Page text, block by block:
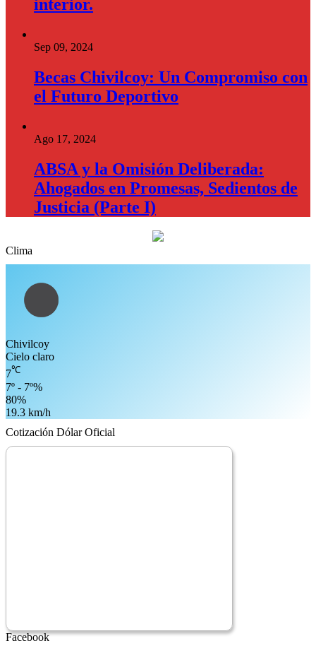
interior.
Sep 09, 2024
Becas Chivilcoy: Un Compromiso con
el Futuro Deportivo
Ago 17, 2024
ABSA y la Omisión Deliberada:
Ahogados en Promesas, Sedientos de
Justicia (Parte I)
Clima
Chivilcoy
Cielo claro
7℃
7º - 7º%
80%
19.3 km/h
Cotización Dólar Oficial
Facebook